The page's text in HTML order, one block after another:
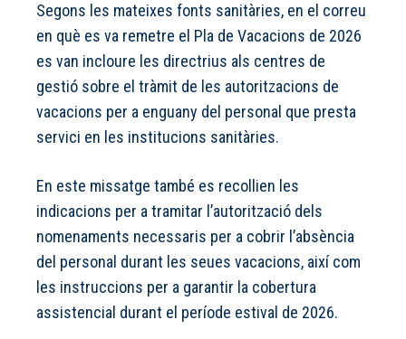
Segons les mateixes fonts sanitàries, en el correu
en què es va remetre el Pla de Vacacions de 2026
es van incloure les directrius als centres de
gestió sobre el tràmit de les autoritzacions de
vacacions per a enguany del personal que presta
servici en les institucions sanitàries.
En este missatge també es recollien les
indicacions per a tramitar l’autorització dels
nomenaments necessaris per a cobrir l’absència
del personal durant les seues vacacions, així com
les instruccions per a garantir la cobertura
assistencial durant el període estival de 2026.